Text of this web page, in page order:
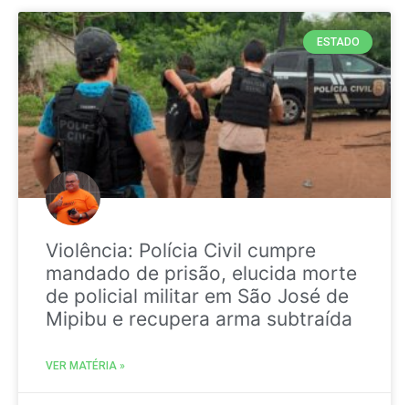
ESTADO
Violência: Polícia Civil cumpre
mandado de prisão, elucida morte
de policial militar em São José de
Mipibu e recupera arma subtraída
VER MATÉRIA »